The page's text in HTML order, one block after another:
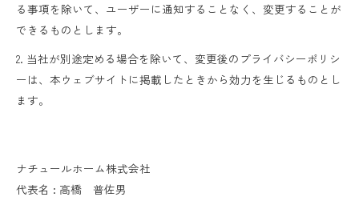
る事項を除いて、ユーザーに通知することなく、変更することが
できるものとします。
2. 当社が別途定める場合を除いて、変更後のプライバシーポリシ
ーは、本ウェブサイトに掲載したときから効力を生じるものとし
ます。
ナチュールホーム株式会社
代表名 : 高橋 普佐男